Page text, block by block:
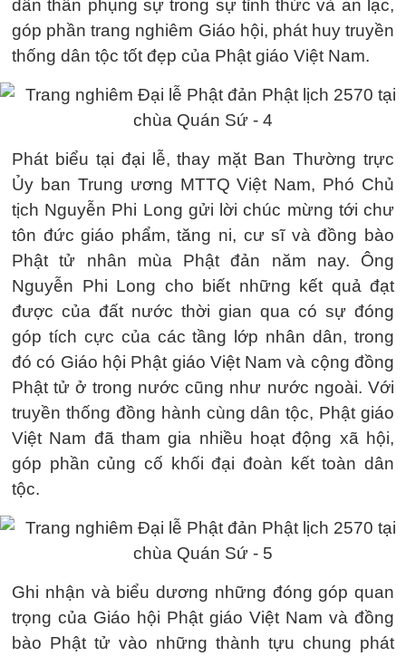
dấn thân phụng sự trong sự tỉnh thức và an lạc,
góp phần trang nghiêm Giáo hội, phát huy truyền
thống dân tộc tốt đẹp của Phật giáo Việt Nam.
Phát biểu tại đại lễ, thay mặt Ban Thường trực
Ủy ban Trung ương MTTQ Việt Nam, Phó Chủ
tịch Nguyễn Phi Long gửi lời chúc mừng tới chư
tôn đức giáo phẩm, tăng ni, cư sĩ và đồng bào
Phật tử nhân mùa Phật đản năm nay. Ông
Nguyễn Phi Long cho biết những kết quả đạt
được của đất nước thời gian qua có sự đóng
góp tích cực của các tầng lớp nhân dân, trong
đó có Giáo hội Phật giáo Việt Nam và cộng đồng
Phật tử ở trong nước cũng như nước ngoài. Với
truyền thống đồng hành cùng dân tộc, Phật giáo
Việt Nam đã tham gia nhiều hoạt động xã hội,
góp phần củng cố khối đại đoàn kết toàn dân
tộc.
Ghi nhận và biểu dương những đóng góp quan
trọng của Giáo hội Phật giáo Việt Nam và đồng
bào Phật tử vào những thành tựu chung phát